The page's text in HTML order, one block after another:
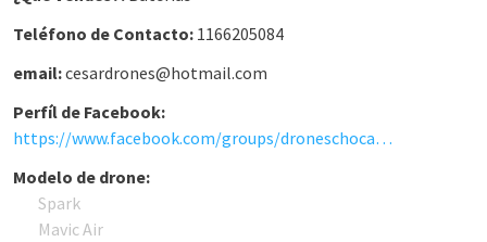
Teléfono de Contacto: 1166205084
email:cesardrones@hotmail.com
Perfíl de Facebook:
https://www.facebook.com/groups/droneschocadosargentina
Modelo de drone:
Spark
Mavic Air